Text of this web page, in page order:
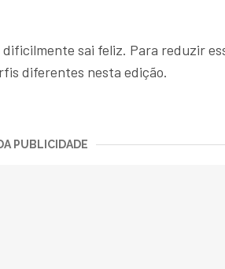
sai feliz. Para reduzir
diferentes nesta edição.
PUBLICIDADE